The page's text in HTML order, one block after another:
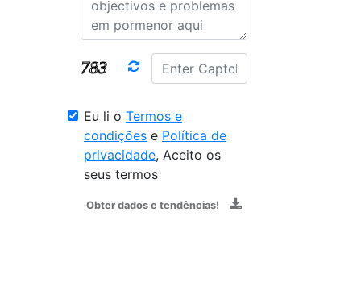
Eu li o Termos e
condições e Política de
privacidade, Aceito os
seus termos
Obter dados e tendências!